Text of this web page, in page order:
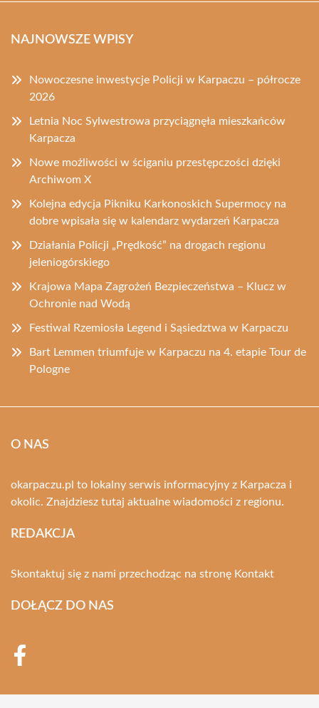
NAJNOWSZE WPISY
Nowoczesne inwestycje Policji w Karpaczu – półrocze
2026
Letnia Noc Sylwestrowa przyciągnęła mieszkańców
Karpacza
Nowe możliwości w ściganiu przestępczości dzięki
Archiwom X
Kolejna edycja Pikniku Karkonoskich Supermocy na
dobre wpisała się w kalendarz wydarzeń Karpacza
Działania Policji „Prędkość” na drogach regionu
jeleniogórskiego
Krajowa Mapa Zagrożeń Bezpieczeństwa – Klucz w
Ochronie nad Wodą
Festiwal Rzemiosła Legend i Sąsiedztwa w Karpaczu
Bart Lemmen triumfuje w Karpaczu na 4. etapie Tour de
Pologne
O NAS
okarpaczu.pl to lokalny serwis informacyjny z Karpacza i
okolic. Znajdziesz tutaj aktualne wiadomości z regionu.
REDAKCJA
Skontaktuj się z nami przechodząc na stronę Kontakt
DOŁĄCZ DO NAS